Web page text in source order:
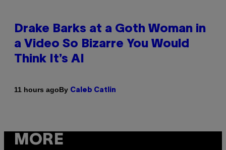
Drake Barks at a Goth Woman in
a Video So Bizarre You Would
Think It’s AI
11 hours agoBy Caleb Catlin
MORE